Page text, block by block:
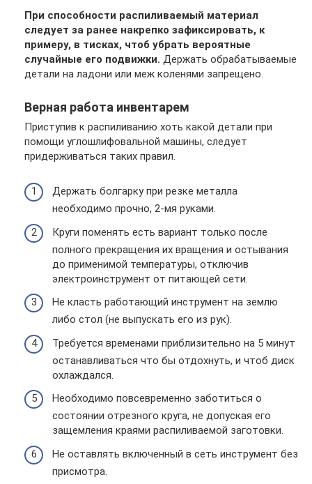
При способности распиливаемый материал
следует за ранее накрепко зафиксировать, к
примеру, в тисках, чтоб убрать вероятные
случайные его подвижки. Держать обрабатываемые
детали на ладони или меж коленями запрещено.
Верная работа инвентарем
Приступив к распиливанию хоть какой детали при
помощи углошлифовальной машины, следует
придерживаться таких правил.
Держать болгарку при резке металла
необходимо прочно, 2-мя руками.
Круги поменять есть вариант только после
полного прекращения их вращения и остывания
до применимой температуры, отключив
электроинструмент от питающей сети.
Не класть работающий инструмент на землю
либо стол (не выпускать его из рук).
Требуется временами приблизительно на 5 минут
останавливаться что бы отдохнуть, и чтоб диск
охлаждался.
Необходимо повсевременно заботиться о
состоянии отрезного круга, не допуская его
защемления краями распиливаемой заготовки.
Не оставлять включенный в сеть инструмент без
присмотра.